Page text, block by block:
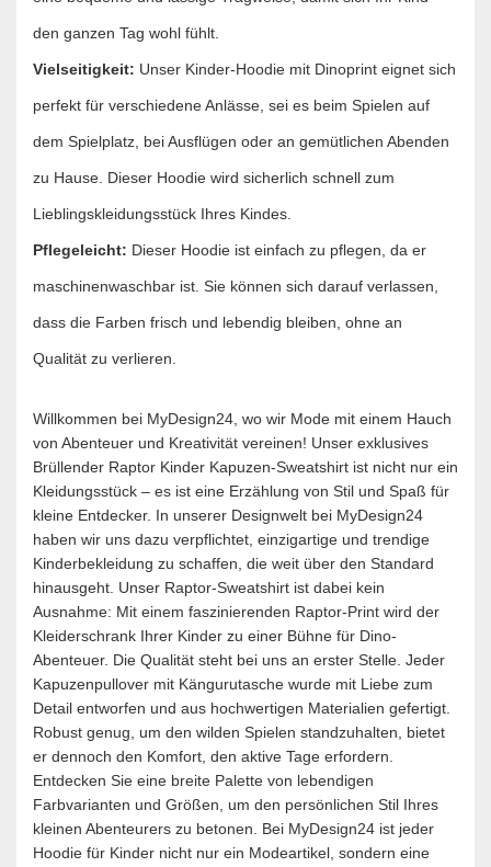
den ganzen Tag wohl fühlt.
Vielseitigkeit: Unser Kinder-Hoodie mit Dinoprint eignet sich
perfekt für verschiedene Anlässe, sei es beim Spielen auf
dem Spielplatz, bei Ausflügen oder an gemütlichen Abenden
zu Hause. Dieser Hoodie wird sicherlich schnell zum
Lieblingskleidungsstück Ihres Kindes.
Pflegeleicht: Dieser Hoodie ist einfach zu pflegen, da er
maschinenwaschbar ist. Sie können sich darauf verlassen,
dass die Farben frisch und lebendig bleiben, ohne an
Qualität zu verlieren.
Willkommen bei MyDesign24, wo wir Mode mit einem Hauch
von Abenteuer und Kreativität vereinen! Unser exklusives
Brüllender Raptor Kinder Kapuzen-Sweatshirt ist nicht nur ein
Kleidungsstück – es ist eine Erzählung von Stil und Spaß für
kleine Entdecker. In unserer Designwelt bei MyDesign24
haben wir uns dazu verpflichtet, einzigartige und trendige
Kinderbekleidung zu schaffen, die weit über den Standard
hinausgeht. Unser Raptor-Sweatshirt ist dabei kein
Ausnahme: Mit einem faszinierenden Raptor-Print wird der
Kleiderschrank Ihrer Kinder zu einer Bühne für Dino-
Abenteuer. Die Qualität steht bei uns an erster Stelle. Jeder
Kapuzenpullover mit Kängurutasche wurde mit Liebe zum
Detail entworfen und aus hochwertigen Materialien gefertigt.
Robust genug, um den wilden Spielen standzuhalten, bietet
er dennoch den Komfort, den aktive Tage erfordern.
Entdecken Sie eine breite Palette von lebendigen
Farbvarianten und Größen, um den persönlichen Stil Ihres
kleinen Abenteurers zu betonen. Bei MyDesign24 ist jeder
Hoodie für Kinder nicht nur ein Modeartikel, sondern eine